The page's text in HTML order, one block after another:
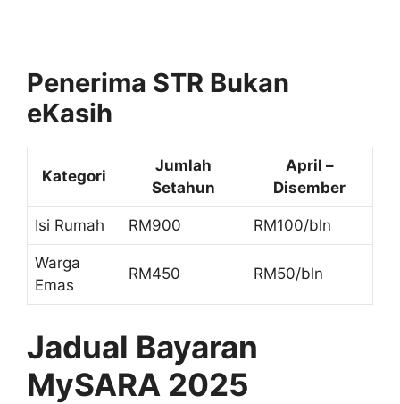
Penerima STR Bukan
eKasih
Kategori
Jumlah
Setahun
April –
Disember
Isi Rumah RM900 RM100/bln
Warga
Emas
RM450 RM50/bln
Jadual Bayaran
MySARA 2025